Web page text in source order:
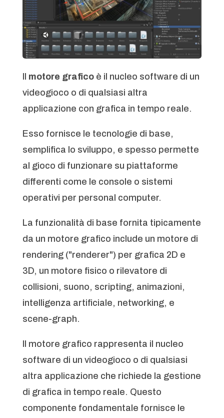
Il motore graficoè il nucleo software di un
videogioco o di qualsiasi altra
applicazione con grafica in tempo reale.
Esso fornisce le tecnologie di base,
semplifica lo sviluppo, e spesso permette
al gioco di funzionare su piattaforme
differenti come le console o sistemi
operativi per personal computer.
La funzionalità di base fornita tipicamente
da un motore grafico include un motore di
rendering ("renderer") per grafica 2D e
3D, un motore fisico o rilevatore di
collisioni, suono, scripting, animazioni,
intelligenza artificiale, networking, e
scene-graph.
Il motore grafico rappresenta il nucleo
software di un videogioco o di qualsiasi
altra applicazione che richiede la gestione
di grafica in tempo reale. Questo
componente fondamentale fornisce le